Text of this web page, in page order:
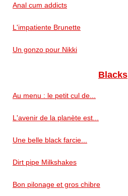
Anal cum addicts
L'impatiente Brunette
Un gonzo pour Nikki
Blacks
Au menu : le petit cul de...
L'avenir de la planète est...
Une belle black farcie...
Dirt pipe Milkshakes
Bon pilonage et gros chibre